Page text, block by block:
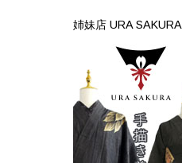
姉妹店 URA SAKURA